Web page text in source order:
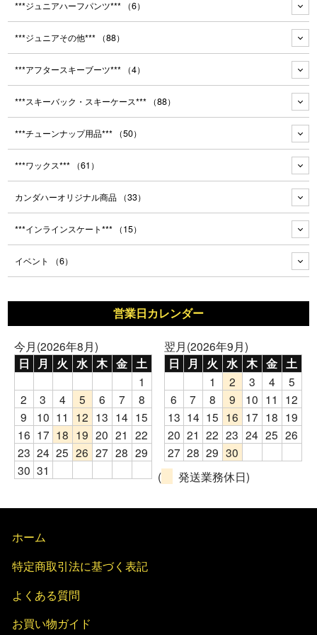
***ジュニアハーフパンツ*** （6）
***ジュニアその他*** （88）
***アフタースキーブーツ*** （4）
***スキーバック・スキーケース*** （88）
***チューンナップ用品*** （50）
***ワックス*** （61）
カンダハーオリジナル商品 （33）
***インラインスケート*** （15）
イベント （6）
営業日カレンダー
今月(2026年8月)
日 月 火 水 木 金 土
1
2
3 4 5 6 7
8
9
10 11 12 13 14 15
16 17 18 19 20 21 22
23 24 25 26 27 28 29
30 31
翌月(2026年9月)
日 月 火 水 木 金 土
1 2 3 4
5
6
7 8 9 10 11
12
13 14 15 16 17 18 19
20 21 22 23 24 25 26
27 28 29 30
(
発送業務休日)
ホーム
特定商取引法に基づく表記
よくある質問
お買い物ガイド